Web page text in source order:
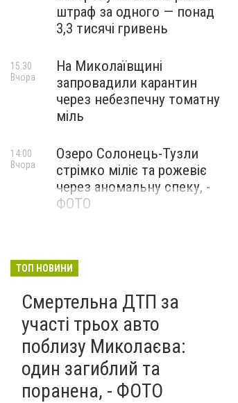
штраф за одного — понад
3,3 тисячі гривень
На Миколаївщині
запровадили карантин
через небезпечну томатну
міль
15:30
Вчора
Озеро Солонець-Тузли
стрімко міліє та рожевіє
через аномальну спеку, -
ФОТО
14:00
Вчора
ТОП НОВИНИ
Смертельна ДТП за
участі трьох авто
поблизу Миколаєва:
один загиблий та
поранена, - ФОТО